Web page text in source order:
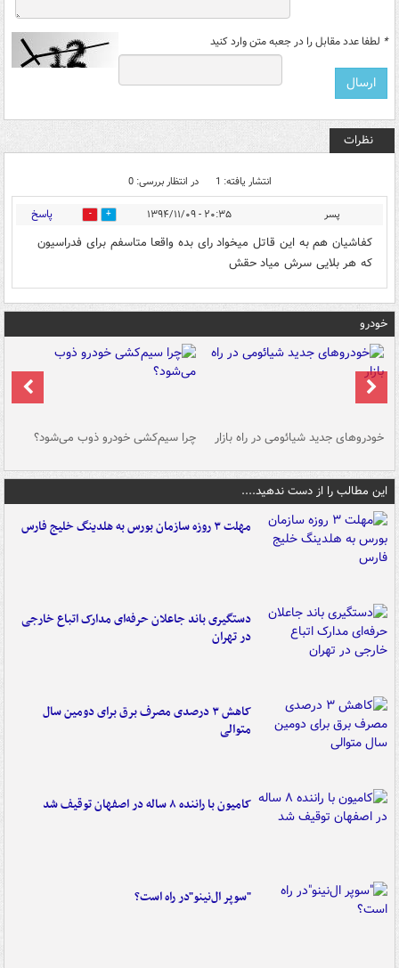
* لطفا عدد مقابل را در جعبه متن وارد کنید
نظرات
انتشار یافته: 1 در انتظار بررسی: 0
پسر ۲۰:۳۵ - ۱۳۹۴/۱۱/۰۹ 0 پاسخ
کفاشیان هم به این قاتل میخواد رای بده واقعا متاسفم برای فدراسیون
که هر بلایی سرش میاد حقش
خودرو
خودروهای جدید شیائومی در راه بازار چرا سیم‌کشی خودرو ذوب می‌شود؟
این مطالب را از دست ندهید....
مهلت ۳ روزه سازمان بورس به هلدینگ خلیج فارس
دستگیری باند جاعلان حرفه‌ای مدارک اتباع خارجی
در تهران
کاهش ۳ درصدی مصرف برق برای دومین سال
متوالی
کامیون با راننده ۸ ساله در اصفهان توقیف شد
"سوپر ال‌نینو"در راه است؟